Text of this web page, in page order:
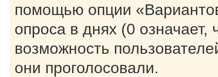
помощью опции
опроса в днях (0
возможность
они проголосовали.